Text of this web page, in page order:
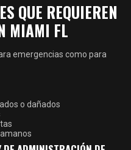
QUE REQUIEREN
MIAMI FL
emergencias como para
o dañados